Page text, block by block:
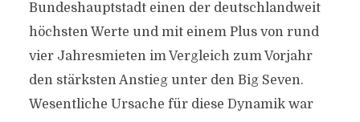
Bundeshauptstadt einen der deutschlandweit
höchsten Werte und mit einem Plus von rund
vier Jahresmieten im Vergleich zum Vorjahr
den stärksten Anstieg unter den Big Seven.
Wesentliche Ursache für diese Dynamik war